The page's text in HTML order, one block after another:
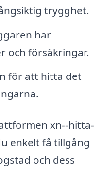
trygghet.
har
och försäkringar.
för att hitta det
xn--hitta-
enkelt få tillgång
och dess